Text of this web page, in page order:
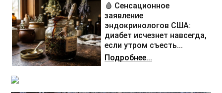
🩸 Сенсационное
заявление
эндокринологов США:
диабет исчезнет навсегда,
если утром съесть...
Подробнее...